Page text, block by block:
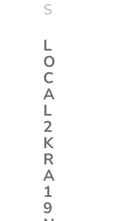
S
L
O
C
A
L
2
K
R
A
1
9